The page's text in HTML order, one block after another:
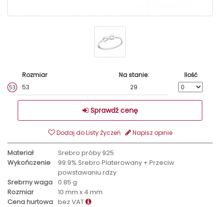
Rozmiar Na stanie:
Ilość
53
29
Sprawdź cenę
Dodaj do Listy Życzeń Napisz opinie
Materiał
Srebro próby 925
Wykończenie
99.9% Srebro Platerowany + Przeciw
powstawaniu rdzy
Srebrny waga 0.85 g
Rozmiar
10 mm x 4 mm
Cena hurtowa bez VAT